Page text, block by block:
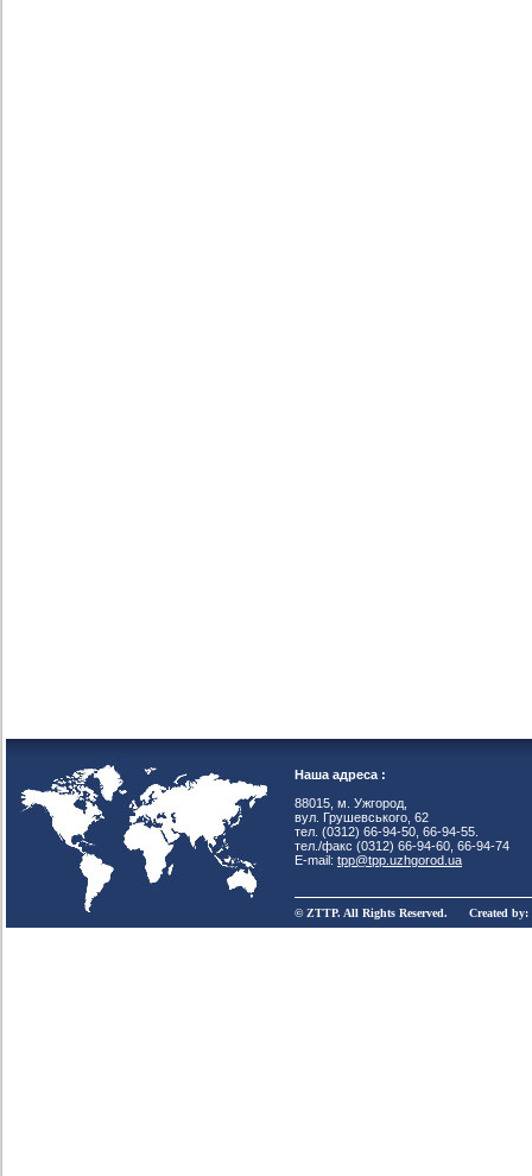
Наша адреса :
88015, м. Ужгород,
вул. Грушевського, 62
тел. (0312) 66-94-50, 66-94-55.
тел./факс (0312) 66-94-60, 66-94-74
E-mail: tpp@tpp.uzhgorod.ua
© ZTTP. All Rights Reserved. Created by: